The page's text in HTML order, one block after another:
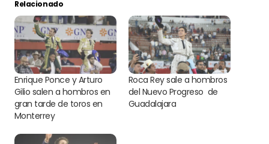
Relacionado
Enrique Ponce y Arturo
Gilio salen a hombros en
gran tarde de toros en
Monterrey
Roca Rey sale a hombros
del Nuevo Progreso de
Guadalajara